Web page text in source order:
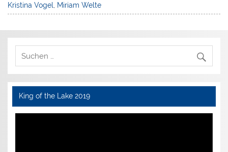
Kristina Vogel
Miriam Welte
King of the Lake 2019